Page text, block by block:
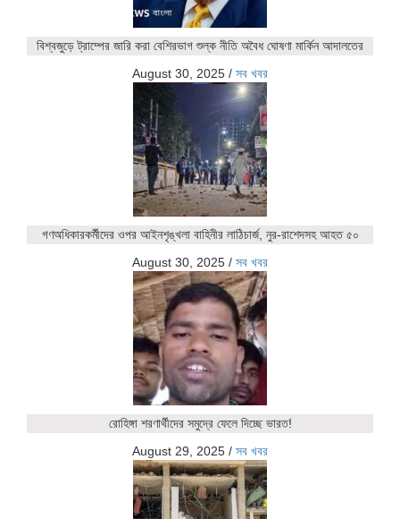
বিশ্বজুড়ে ট্রাম্পের জারি করা বেশিরভাগ শুল্ক নীতি অবৈধ ঘোষণা মার্কিন আদালতের
August 30, 2025 / সব খবর
গণঅধিকারকর্মীদের ওপর আইনশৃঙ্খলা বাহিনীর লাঠিচার্জ, নুর-রাশেদসহ আহত ৫০
August 30, 2025 / সব খবর
রোহিঙ্গা শরণার্থীদের সমুদ্রে ফেলে দিচ্ছে ভারত!
August 29, 2025 / সব খবর